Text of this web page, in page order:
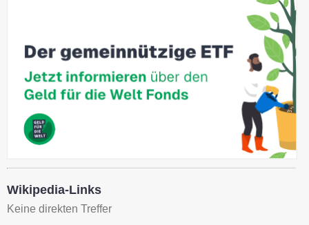
Wikipedia-Links
Keine direkten Treffer